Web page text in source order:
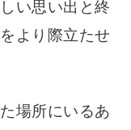
い思い出と終
より際立たせ
場所にいるあ